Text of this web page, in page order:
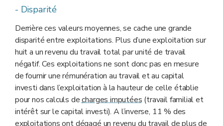
- Disparité
Derrière ces valeurs moyennes, se cache une grande
disparité entre exploitations. Plus d’une exploitation sur
huit a un revenu du travail total par unité de travail
négatif. Ces exploitations ne sont donc pas en mesure
de fournir une rémunération au travail et au capital
investi dans l’exploitation à la hauteur de celle établie
pour nos calculs decharges imputées (travail familial et
intérêt sur le capital investi). A l’inverse, 11 % des
exploitations ont dégagé un revenu du travail de plus de